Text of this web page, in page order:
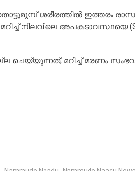
ശരീരത്തിൽ ഇത്തരം
നിലവിലെ അപകടാവസ്ഥയെ
മറിച്ച് മരണം